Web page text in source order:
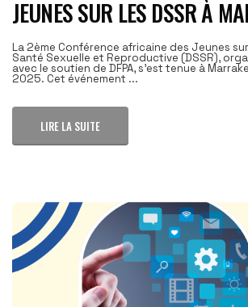
JEUNES SUR LES DSSR À
La 2ème Conférence africaine des Jeunes
Santé Sexuelle et Reproductive (DSSR),
avec le soutien de DFPA, s’est tenue à
2025. Cet événement ...
LIRE LA SUITE